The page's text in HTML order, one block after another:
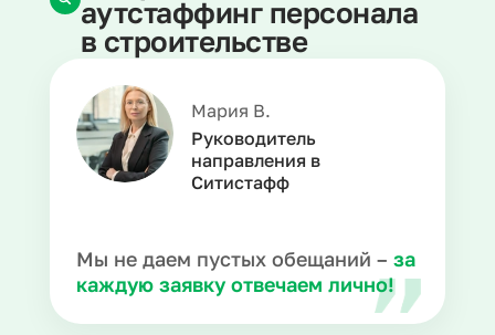
Мария В.
Руководитель
направления в
Ситистафф
Мы не даем пустых обещаний – за
каждую заявку отвечаем лично!
аутстаффинг персонала
в строительстве